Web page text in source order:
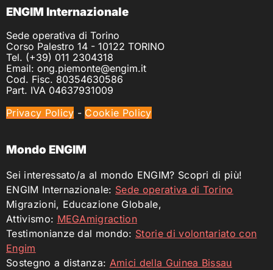
ENGIM Internazionale
Sede operativa di Torino
Corso Palestro 14 - 10122 TORINO
Tel. (+39) 011 2304318
Email: ong.piemonte@engim.it
Cod. Fisc. 80354630586
Part. IVA 04637931009
Privacy Policy - Cookie Policy
Mondo ENGIM
Sei interessato/a al mondo ENGIM? Scopri di più!
ENGIM Internazionale: Sede operativa di Torino
Migrazioni, Educazione Globale,
Attivismo: MEGAmigraction
Testimonianze dal mondo: Storie di volontariato con
Engim
Sostegno a distanza: Amici della Guinea Bissau